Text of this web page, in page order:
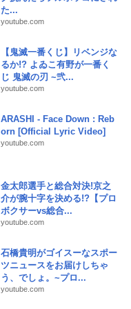
た...
youtube.com
【鬼滅一番くじ】リベンジな
るか!? よゐこ有野が一番く
じ 鬼滅の刃 ~弐...
youtube.com
ARASHI - Face Down : Reb
orn [Official Lyric Video]
youtube.com
金太郎選手と総合対決!京之
介が腕十字を決める!?【プロ
ボクサーvs総合...
youtube.com
石橋貴明がゴイスーなスポー
ツニュースをお届けしちゃ
う、でしょ。~プロ...
youtube.com